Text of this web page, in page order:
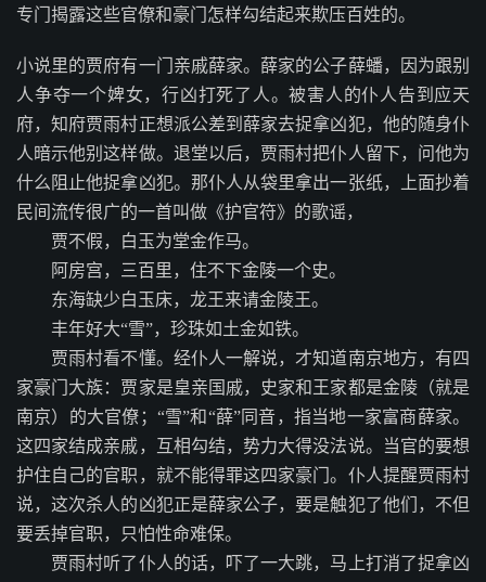
专门揭露这些官僚和豪门怎样勾结起来欺压百姓的。
小说里的贾府有一门亲戚薛家。薛家的公子薛蟠，因为跟别
人争夺一个婢女，行凶打死了人。被害人的仆人告到应天
府，知府贾雨村正想派公差到薛家去捉拿凶犯，他的随身仆
人暗示他别这样做。退堂以后，贾雨村把仆人留下，问他为
什么阻止他捉拿凶犯。那仆人从袋里拿出一张纸，上面抄着
民间流传很广的一首叫做《护官符》的歌谣，
贾不假，白玉为堂金作马。
阿房宫，三百里，住不下金陵一个史。
东海缺少白玉床，龙王来请金陵王。
丰年好大“雪”，珍珠如土金如铁。
贾雨村看不懂。经仆人一解说，才知道南京地方，有四
家豪门大族：贾家是皇亲国戚，史家和王家都是金陵（就是
南京）的大官僚；“雪”和“薛”同音，指当地一家富商薛家。
这四家结成亲戚，互相勾结，势力大得没法说。当官的要想
护住自己的官职，就不能得罪这四家豪门。仆人提醒贾雨村
说，这次杀人的凶犯正是薛家公子，要是触犯了他们，不但
要丢掉官职，只怕性命难保。
贾雨村听了仆人的话，吓了一大跳，马上打消了捉拿凶